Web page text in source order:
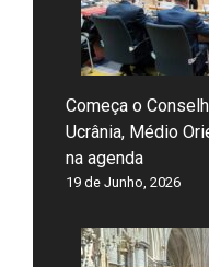
Começa o
Ucrânia, Médio
na agenda
19 de Junho, 2026